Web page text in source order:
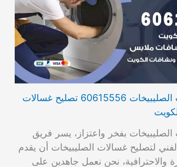
فني تصليح غسالات الصليبيخات 60615556 تصليح غسالات
بفخر واعتزاز، يسر فريق
لتصليح غسالات الصليبيخات أن يقدم
والاحترافية، نحن نعمل جاهدين على